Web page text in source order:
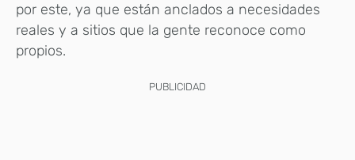
por este, ya que están anclados a necesidades
reales y a sitios que la gente reconoce como
propios.
PUBLICIDAD